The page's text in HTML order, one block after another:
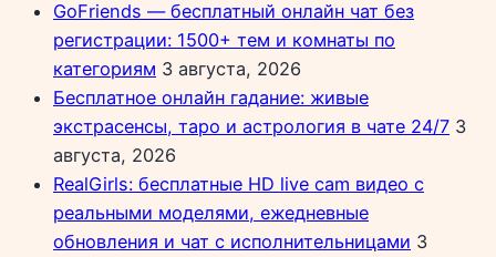
GoFriends — бесплатный онлайн чат без
регистрации: 1500+ тем и комнаты по
категориям 3 августа, 2026
Бесплатное онлайн гадание: живые
экстрасенсы, таро и астрология в чате 24/7 3
августа, 2026
RealGirls: бесплатные HD live cam видео с
реальными моделями, ежедневные
обновления и чат с исполнительницами 3